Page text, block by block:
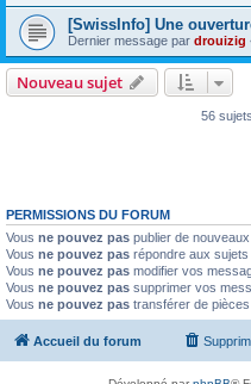
[SwissInfo] Une
Dernier message par drouizig
Nouveau sujet
56 sujets
PERMISSIONS DU FORUM
Vous ne pouvez pas publier de
Vous ne pouvez pas répondre aux
Vous ne pouvez pas modifier vos
Vous ne pouvez pas supprimer vos
Vous ne pouvez pas transférer de
Accueil du forum